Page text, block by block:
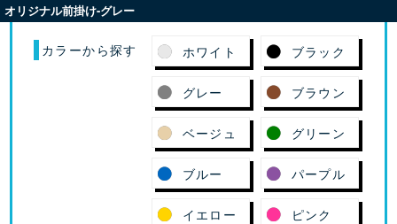
オリジナル前掛け-グレー
カラーから探す ホワイト ブラック
グレー ブラウン
ベージュ グリーン
ブルー パープル
イエロー ピンク